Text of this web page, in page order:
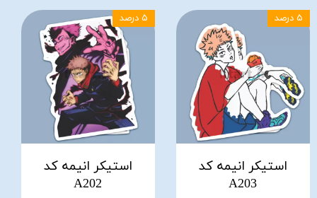
استیکر انیمه کد
A203
۵ درصد
استیکر انیمه کد
A202
۵ درصد